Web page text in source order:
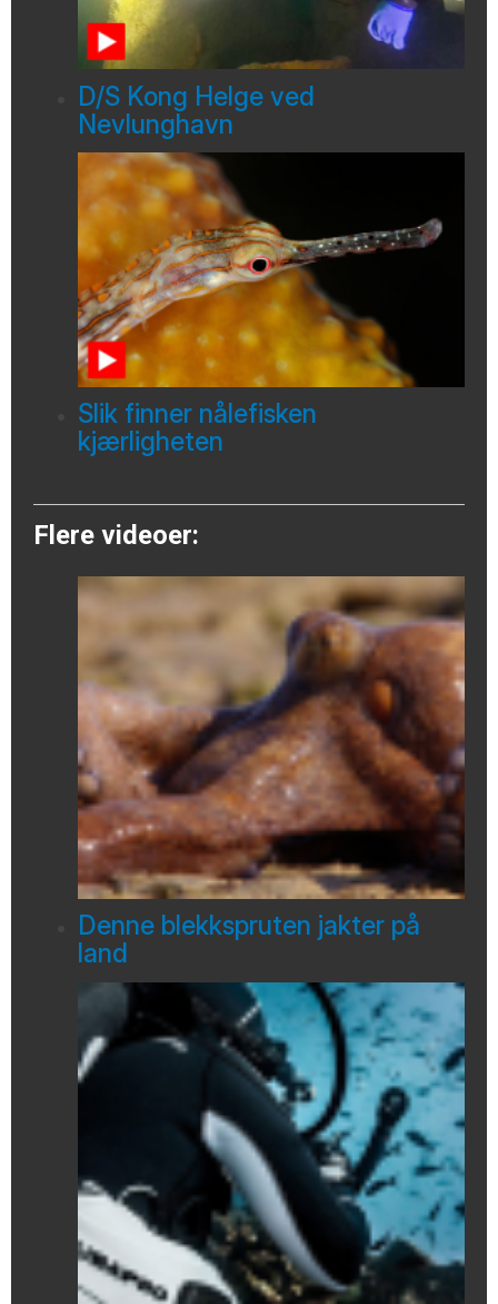
D/S Kong Helge ved
Nevlunghavn
Slik finner nålefisken
kjærligheten
Flere videoer:
Denne blekkspruten jakter på
land